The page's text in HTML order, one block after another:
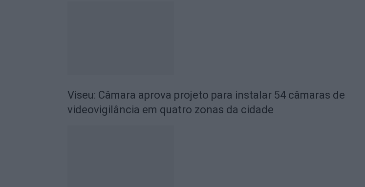
Viseu: Câmara aprova projeto para instalar 54 câmaras de
videovigilância em quatro zonas da cidade